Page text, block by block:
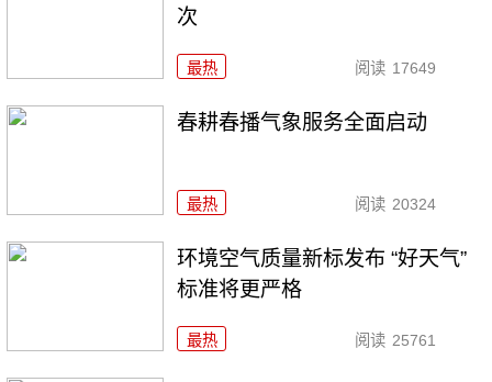
次
最热 阅读 17649
春耕春播气象服务全面启动
最热 阅读 20324
环境空气质量新标发布 “好天气”
标准将更严格
最热 阅读 25761